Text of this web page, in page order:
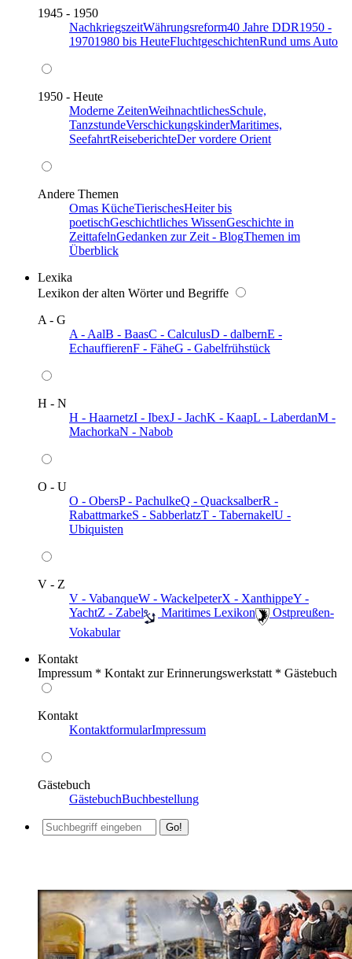
1945 - 1950
NachkriegszeitWährungsreform40 Jahre DDR1950 -
19701980 bis HeuteFluchtgeschichtenRund ums Auto
1950 - Heute
Moderne ZeitenWeihnachtlichesSchule,
TanzstundeVerschickungskinderMaritimes,
SeefahrtReiseberichteDer vordere Orient
Andere Themen
Omas KücheTierischesHeiter bis
poetischGeschichtliches WissenGeschichte in
ZeittafelnGedanken zur Zeit - BlogThemen im
Überblick
Lexika
Lexikon der alten Wörter und Begriffe
A - G
A - AalB - BaasC - CalculusD - dalbernE -
EchauffierenF - FäheG - Gabelfrühstück
H - N
H - HaarnetzI - IbexJ - JachK - KaapL - LaberdanM -
MachorkaN - Nabob
O - U
O - ObersP - PachulkeQ - QuacksalberR -
RabattmarkeS - SabberlatzT - TabernakelU -
Ubiquisten
V - Z
V - VabanqueW - WackelpeterX - XanthippeY -
YachtZ - Zabel ️ Maritimes Lexikon
️ Ostpreußen-
Vokabular
Kontakt
Impressum * Kontakt zur Erinnerungswerkstatt * Gästebuch
Kontakt
KontaktformularImpressum
Gästebuch
GästebuchBuchbestellung